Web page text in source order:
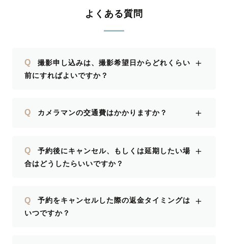
よくある質問
Q
撮影申し込みは、撮影希望日からどれくらい
前にすればよいですか？
＋
Q カメラマンの交通費はかかりますか？ ＋
Q
予約後にキャンセル、もしくは延期したい場
合はどうしたらいいですか？
＋
Q
予約をキャンセルした際の返金タイミングは
いつですか？
＋